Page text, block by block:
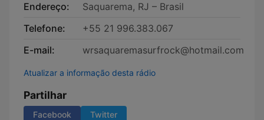
Endereço:
Saquarema, RJ – Brasil
Telefone:
+55 21 996.383.067
E-mail:
wrsaquaremasurfrock@hotmail.com
Atualizar a informação desta rádio
Partilhar
Facebook Twitter